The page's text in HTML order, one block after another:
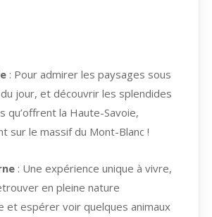
: Pour admirer les paysages sous
jour, et découvrir les splendides
qu’offrent la Haute-Savoie,
sur le massif du Mont-Blanc !
: Une expérience unique à vivre,
en pleine nature
et espérer voir quelques animaux